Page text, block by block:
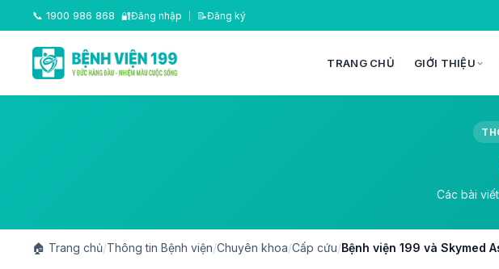
📞 1900 986 868 🔐Đăng nhập 📝Đăng ký
TRANG CHỦ GIỚI THIỆU
Các bài
🏠 Trang chủ/Thông tin Bệnh viện/Chuyên khoa/Cấp cứu/Bệnh viện 199 và Skymed